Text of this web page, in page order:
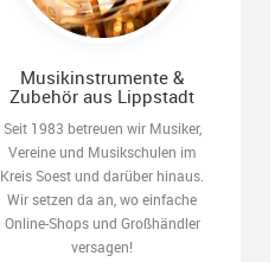
Musikinstrumente &
Zubehör aus Lippstadt
Seit 1983 betreuen wir Musiker,
Vereine und Musikschulen im
Kreis Soest und darüber hinaus.
Wir setzen da an, wo einfache
Online-Shops und Großhändler
versagen!